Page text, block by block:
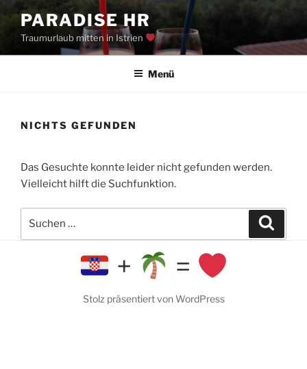
Zum
Inhalt
springen
PARADISE HR
Traumurlaub mitten in Istrien
Menü
NICHTS GEFUNDEN
Das Gesuchte konnte leider nicht gefunden werden.
Vielleicht hilft die Suchfunktion.
nach:
+ =
Stolz präsentiert von WordPress